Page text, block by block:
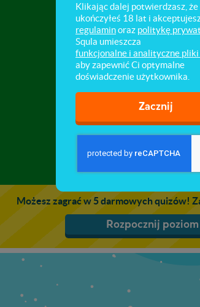
Zwierzęta
W tej misji poznasz różne
roślinożernych i ich
Możesz zagrać w 5 darmowych quizów!
Rozpocznij poziom
Klikając dalej potwierdzasz, że
ukończyłeś 18 lat i
regulaminoraz politykę
Squla umieszcza
funkcjonalne i analityczne
aby zapewnić Ci optymalne
doświadczenie użytkownika.
Zacznij